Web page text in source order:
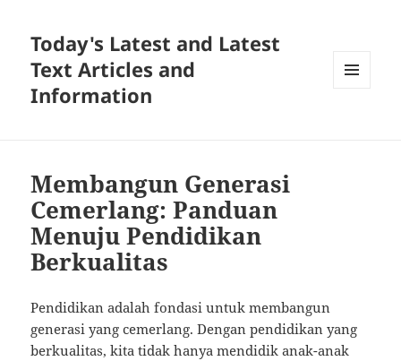
Today's Latest and Latest
Text Articles and
Information
Membangun Generasi
Cemerlang: Panduan
Menuju Pendidikan
Berkualitas
Pendidikan adalah fondasi untuk membangun
generasi yang cemerlang. Dengan pendidikan yang
berkualitas, kita tidak hanya mendidik anak-anak